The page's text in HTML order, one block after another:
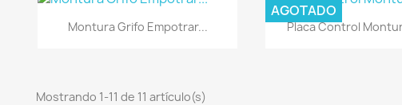
Vista rápida
Montura Grifo Empotrar... Vista
Placa Control
AGOTADO
Mostrando 1-11 de 11 artículo(s)